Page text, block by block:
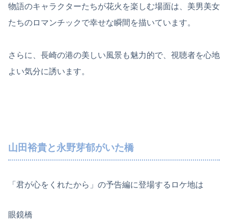
物語のキャラクターたちが花火を楽しむ場面は、美男美女
たちのロマンチックで幸せな瞬間を描いています。
さらに、長崎の港の美しい風景も魅力的で、視聴者を心地
よい気分に誘います。
山田裕貴と永野芽郁がいた橋
「君が心をくれたから」の予告編に登場するロケ地は
眼鏡橋